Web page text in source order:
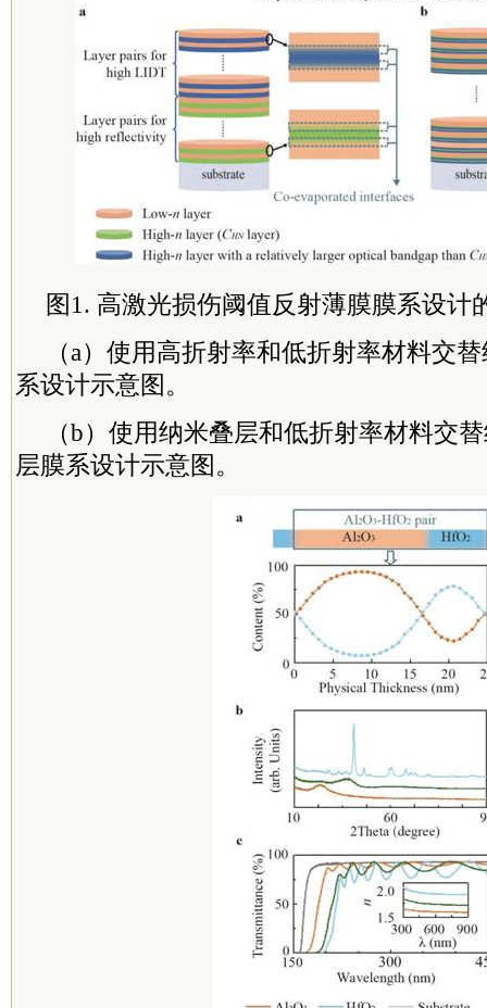
图1. 高激光损伤阈值反射薄膜膜系设计
（a）使用高折射率和低折射率材料交
系设计示意图。
（b）使用纳米叠层和低折射率材料交
层膜系设计示意图。